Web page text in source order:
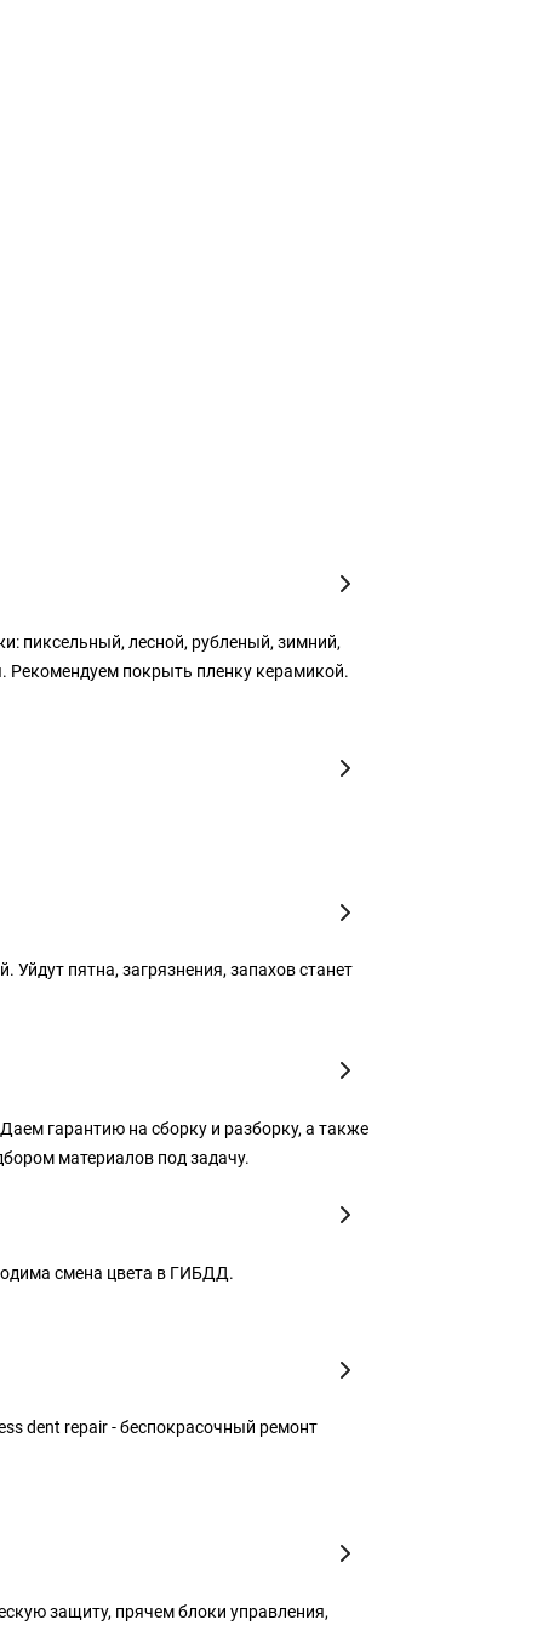
пиксельный, лесной, рубленый, зимний,
Рекомендуем покрыть пленку керамикой.
пятна, загрязнения, запахов станет
гарантию на сборку и разборку, а также
материалов под задачу.
смена цвета в ГИБДД.
dent repair - беспокрасочный ремонт
защиту, прячем блоки управления,